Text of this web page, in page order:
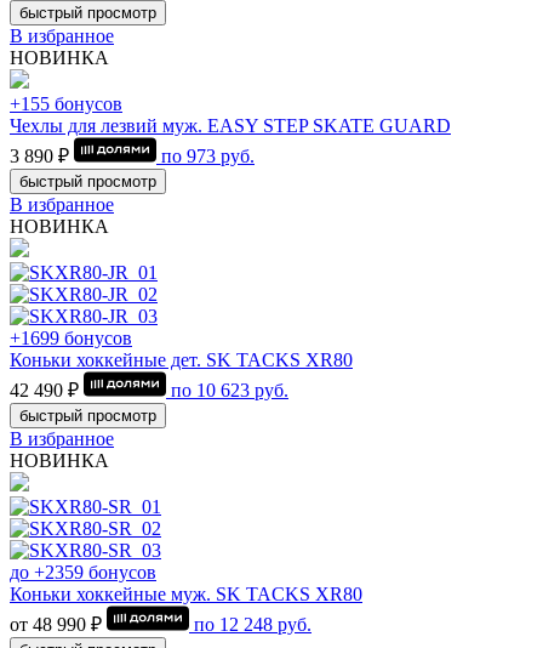
быстрый просмотр
В избранное
НОВИНКА
+155 бонусов
Чехлы для лезвий муж. EASY STEP SKATE GUARD
3 890 ₽
по 973 руб.
быстрый просмотр
В избранное
НОВИНКА
+1699 бонусов
Коньки хоккейные дет. SK TACKS XR80
42 490 ₽
по 10 623 руб.
быстрый просмотр
В избранное
НОВИНКА
до +2359 бонусов
Коньки хоккейные муж. SK TACKS XR80
от 48 990 ₽
по 12 248 руб.